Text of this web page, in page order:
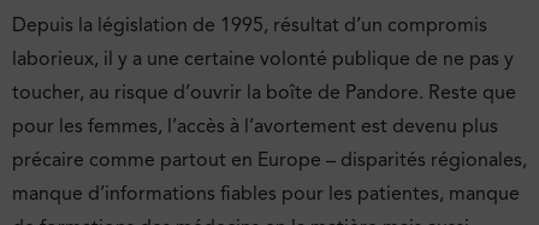
Depuis la législation de 1995, résultat d’un compromis
laborieux, il y a une certaine volonté publique de ne pas y
toucher, au risque d’ouvrir la boîte de Pandore. Reste que
pour les femmes, l’accès à l’avortement est devenu plus
précaire comme partout en Europe – disparités régionales,
manque d’informations fiables pour les patientes, manque